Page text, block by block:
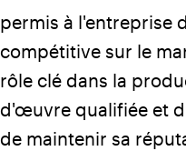
permis à l'entreprise
compétitive sur le
rôle clé dans la
d'œuvre qualifiée et
de maintenir sa